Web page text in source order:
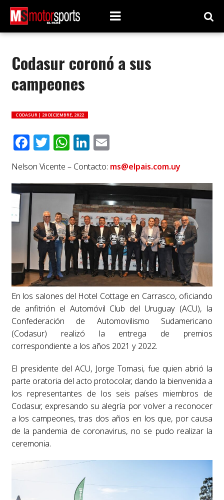
Codasur coronó a sus
campeones
CODASUR | 20 DICIEMBRE, 2022
Facebook
Twitter
WhatsApp
LinkedIn
Email
Nelson Vicente – Contacto: ms@elpais.com.uy
En los salones del Hotel Cottage en Carrasco, oficiando
de anfitrión el Automóvil Club del Uruguay (ACU), la
Confederación de Automovilismo Sudamericano
(Codasur) realizó la entrega de premios
correspondiente a los años 2021 y 2022.
El presidente del ACU, Jorge Tomasi, fue quien abrió la
parte oratoria del acto protocolar, dando la bienvenida a
los representantes de los seis países miembros de
Codasur, expresando su alegría por volver a reconocer
a los campeones, tras dos años en los que, por causa
de la pandemia de coronavirus, no se pudo realizar la
ceremonia.